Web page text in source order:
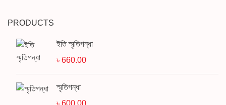
PRODUCTS
ইতি স্মৃতিগন্ধা
৳ 660.00
স্মৃতিগন্ধা
৳ 600.00